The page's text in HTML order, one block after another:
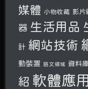
媒體 小物收藏 影片
器 生活用品
計 網站技術
動裝置 語文領域 資料
紹 軟體應用